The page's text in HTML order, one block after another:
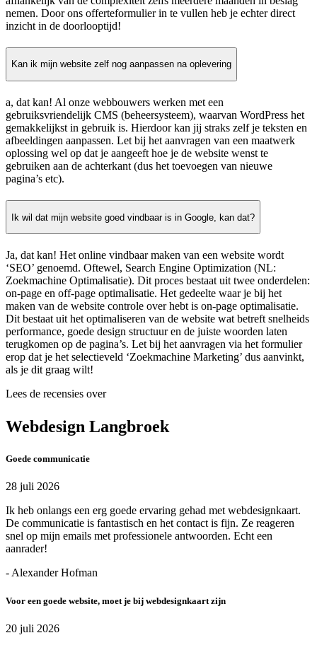
nemen. Door ons offerteformulier in te vullen heb je echter direct
inzicht in de doorlooptijd!
Kan ik mijn website zelf nog aanpassen na oplevering
a, dat kan! Al onze webbouwers werken met een
gebruiksvriendelijk CMS (beheersysteem), waarvan WordPress het
gemakkelijkst in gebruik is. Hierdoor kan jij straks zelf je teksten en
afbeeldingen aanpassen. Let bij het aanvragen van een maatwerk
oplossing wel op dat je aangeeft hoe je de website wenst te
gebruiken aan de achterkant (dus het toevoegen van nieuwe
pagina’s etc).
Ik wil dat mijn website goed vindbaar is in Google, kan dat?
Ja, dat kan! Het online vindbaar maken van een website wordt
‘SEO’ genoemd. Oftewel, Search Engine Optimization (NL:
Zoekmachine Optimalisatie). Dit proces bestaat uit twee onderdelen:
on-page en off-page optimalisatie. Het gedeelte waar je bij het
maken van de website controle over hebt is on-page optimalisatie.
Dit bestaat uit het optimaliseren van de website wat betreft snelheids
performance, goede design structuur en de juiste woorden laten
terugkomen op de pagina’s. Let bij het aanvragen via het formulier
erop dat je het selectieveld ‘Zoekmachine Marketing’ dus aanvinkt,
als je dit graag wilt!
Lees de recensies over
Webdesign Langbroek
Goede communicatie
28 juli 2026
Ik heb onlangs een erg goede ervaring gehad met webdesignkaart.
De communicatie is fantastisch en het contact is fijn. Ze reageren
snel op mijn emails met professionele antwoorden. Echt een
aanrader!
- Alexander Hofman
Voor een goede website, moet je bij webdesignkaart zijn
20 juli 2026